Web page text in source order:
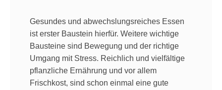
Gesundes und abwechslungsreiches Essen
ist erster Baustein hierfür. Weitere wichtige
Bausteine sind Bewegung und der richtige
Umgang mit Stress. Reichlich und vielfältige
pflanzliche Ernährung und vor allem
Frischkost, sind schon einmal eine gute